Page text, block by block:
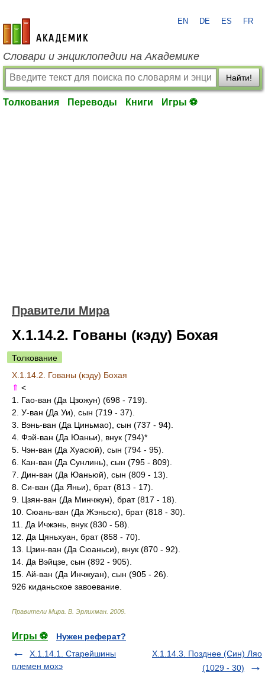
academic.ru
EN DE ES FR
Словари и энциклопедии на Академике
Найти!
Толкования Переводы Книги Игры ⚽
Правители Мира
X.1.14.2. Гованы (кэду) Бохая
Толкование
X.1.14.2. Гованы (кэду) Бохая
⇑ <
1. Гао-ван (Да Цзожун) (698 - 719).
2. У-ван (Да Уи), сын (719 - 37).
3. Вэнь-ван (Да Циньмао), сын (737 - 94).
4. Фэй-ван (Да Юаньи), внук (794)*
5. Чэн-ван (Да Хуасюй), сын (794 - 95).
6. Кан-ван (Да Сунлинь), сын (795 - 809).
7. Дин-ван (Да Юаньюй), сын (809 - 13).
8. Си-ван (Да Яньи), брат (813 - 17).
9. Цзян-ван (Да Минчжун), брат (817 - 18).
10. Сюань-ван (Да Жэньсю), брат (818 - 30).
11. Да Ичжэнь, внук (830 - 58).
12. Да Цяньхуан, брат (858 - 70).
13. Цзин-ван (Да Сюаньси), внук (870 - 92).
14. Да Вэйцзе, сын (892 - 905).
15. Ай-ван (Да Инчжуан), сын (905 - 26).
926 киданьское завоевание.
Правители Мира В. Эрлихман 2009
Игры ⚽
Нужен реферат?
X.1.14.1. Старейшины
племен мохэ
X.1.14.3. Позднее (Син) Ляо
(1029 - 30)